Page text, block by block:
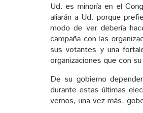
Ud. es minoría en el
aliarán a Ud. porque
modo de ver debería
campaña con las
sus votantes y una
organizaciones que con
De su gobierno
durante estas últimas
vernos, una vez más,